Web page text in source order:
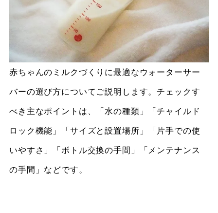
赤ちゃんのミルクづくりに最適なウォーターサー
バーの選び方についてご説明します。チェックす
べき主なポイントは、「水の種類」「チャイルド
ロック機能」「サイズと設置場所」「片手での使
いやすさ」「ボトル交換の手間」「メンテナンス
の手間」などです。